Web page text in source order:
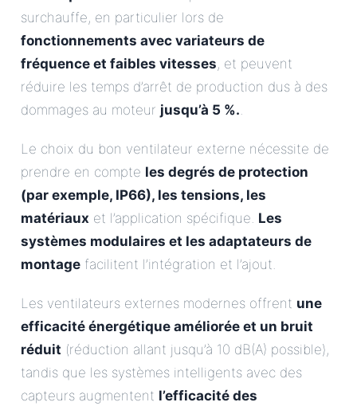
surchauffe, en particulier lors de
fonctionnements avec variateurs de
fréquence et faibles vitesses, et peuvent
réduire les temps d’arrêt de production dus à des
dommages au moteur jusqu’à 5 %..
Le choix du bon ventilateur externe nécessite de
prendre en compte les degrés de protection
(par exemple, IP66), les tensions, les
matériaux et l’application spécifique. Les
systèmes modulaires et les adaptateurs de
montage facilitent l’intégration et l’ajout.
Les ventilateurs externes modernes offrent une
efficacité énergétique améliorée et un bruit
réduit (réduction allant jusqu’à 10 dB(A) possible),
tandis que les systèmes intelligents avec des
capteurs augmentent l’efficacité des